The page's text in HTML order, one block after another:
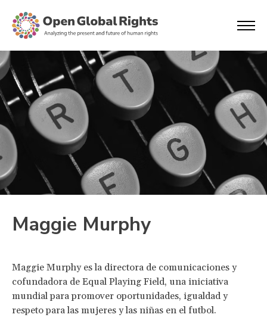
Maggie Murphy
Maggie Murphy es la directora de comunicaciones y
cofundadora de Equal Playing Field, una iniciativa
mundial para promover oportunidades, igualdad y
respeto para las mujeres y las niñas en el futbol.